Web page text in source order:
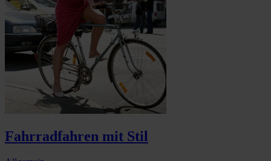
Fahrradfahren mit Stil